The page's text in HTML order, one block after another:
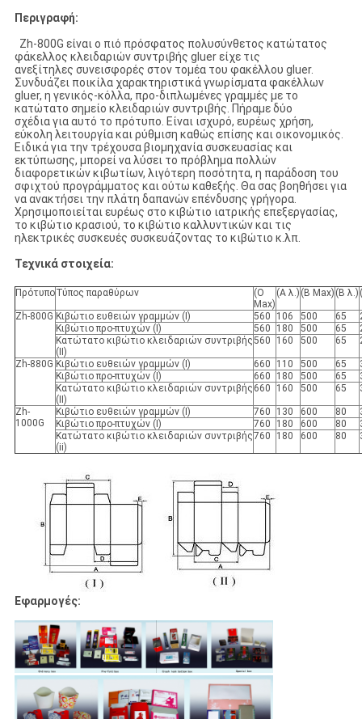
Περιγραφή:
Zh-800G είναι ο πιό πρόσφατος πολυσύνθετος κατώτατος
φάκελλος κλειδαριών συντριβής gluer είχε τις
ανεξίτηλες συνεισφορές στον τομέα του φακέλλου gluer.
Συνδυάζει ποικίλα χαρακτηριστικά γνωρίσματα φακέλλων
gluer, η γενικός-κόλλα, προ-διπλωμένες γραμμές με το
κατώτατο σημείο κλειδαριών συντριβής. Πήραμε δύο
σχέδια για αυτό το πρότυπο. Είναι ισχυρό, ευρέως χρήση,
εύκολη λειτουργία και ρύθμιση καθώς επίσης και οικονομικός.
Ειδικά για την τρέχουσα βιομηχανία συσκευασίας και
εκτύπωσης, μπορεί να λύσει το πρόβλημα πολλών
διαφορετικών κιβωτίων, λιγότερη ποσότητα, η παράδοση του
σφιχτού προγράμματος και ούτω καθεξής. Θα σας βοηθήσει για
να ανακτήσει την πλάτη δαπανών επένδυσης γρήγορα.
Χρησιμοποιείται ευρέως στο κιβώτιο ιατρικής επεξεργασίας,
το κιβώτιο κρασιού, το κιβώτιο καλλυντικών και τις
ηλεκτρικές συσκευές συσκευάζοντας το κιβώτιο κ.λπ.
Τεχνικά στοιχεία:
ΠρότυποΤύπος παραθύρων
(Ο
Max)
(Α λ.) (Β Max) (Β λ.)
Zh-800G Κιβώτιο ευθειών γραμμών (I) 560 106 500 65
Κιβώτιο προ-πτυχών (I)
560 180 500 65
Κατώτατο κιβώτιο κλειδαριών συντριβής
(ΙΙ)
560 160 500 65
Zh-880G Κιβώτιο ευθειών γραμμών (I) 660 110 500 65
Κιβώτιο προ-πτυχών (I)
660 180 500 65
Κατώτατο κιβώτιο κλειδαριών συντριβής
(ΙΙ)
660 160 500 65
Zh-
1000G
Κιβώτιο ευθειών γραμμών (I) 760 130 600 80
Κιβώτιο προ-πτυχών (I)
760 180 600 80
Κατώτατο κιβώτιο κλειδαριών συντριβής
(ii)
760 180 600 80
Εφαρμογές: